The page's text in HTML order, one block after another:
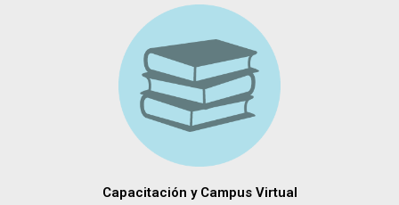
Capacitación y Campus Virtual